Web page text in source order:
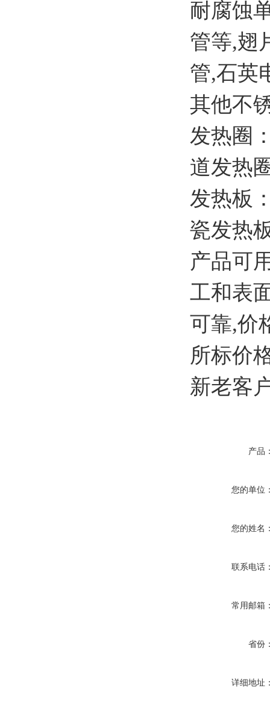
耐腐蚀
管等,翅
管,石英
其他不
发热圈
道发热
发热板
瓷发热
产品可
工和表
可靠,价
所标价
新老客
产品
您的单位
您的姓名
联系电话
常用邮箱
省份
详细地址